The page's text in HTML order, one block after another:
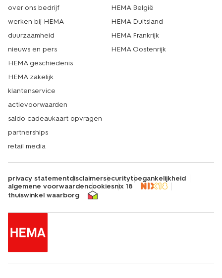
over ons bedrijf
werken bij HEMA
duurzaamheid
nieuws en pers
HEMA geschiedenis
HEMA zakelijk
klantenservice
actievoorwaarden
saldo cadeaukaart opvragen
partnerships
retail media
HEMA België
HEMA Duitsland
HEMA Frankrijk
HEMA Oostenrijk
privacy statementdisclaimersecuritytoegankelijkheid
algemene voorwaardencookiesnix 18
thuiswinkel waarborg